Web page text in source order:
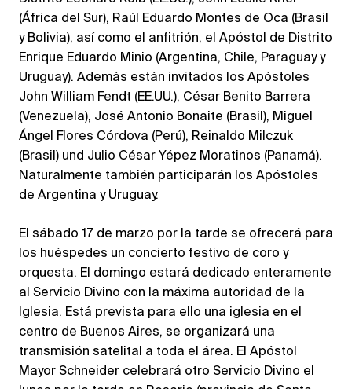
(África del Sur), Raúl Eduardo Montes de Oca (Brasil
y Bolivia), así como el anfitrión, el Apóstol de Distrito
Enrique Eduardo Minio (Argentina, Chile, Paraguay y
Uruguay). Además están invitados los Apóstoles
John William Fendt (EE.UU.), César Benito Barrera
(Venezuela), José Antonio Bonaite (Brasil), Miguel
Ángel Flores Córdova (Perú), Reinaldo Milczuk
(Brasil) und Julio César Yépez Moratinos (Panamá).
Naturalmente también participarán los Apóstoles
de Argentina y Uruguay.
El sábado 17 de marzo por la tarde se ofrecerá para
los huéspedes un concierto festivo de coro y
orquesta. El domingo estará dedicado enteramente
al Servicio Divino con la máxima autoridad de la
Iglesia. Está prevista para ello una iglesia en el
centro de Buenos Aires, se organizará una
transmisión satelital a toda el área. El Apóstol
Mayor Schneider celebrará otro Servicio Divino el